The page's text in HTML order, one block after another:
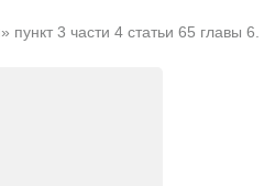
3 части 4 статьи 65 главы 6.